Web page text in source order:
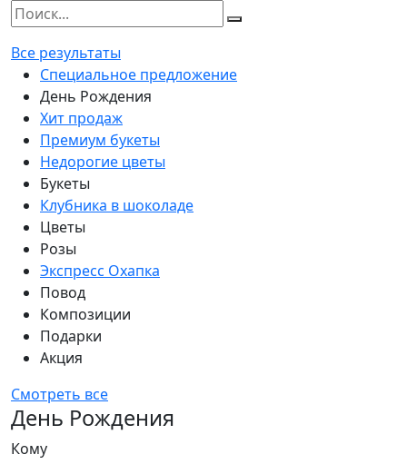
Все результаты
Специальное предложение
День Рождения
Хит продаж
Премиум букеты
Недорогие цветы
Букеты
Клубника в шоколаде
Цветы
Розы
Экспресс Охапка
Повод
Композиции
Подарки
Акция
Смотреть все
День Рождения
Кому